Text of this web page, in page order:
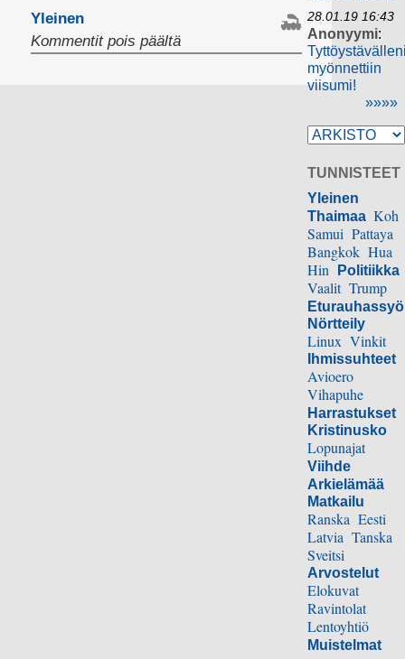
Yleinen
Kommentit pois päältäartikkelissa
28.01.19 16:43
Anonyymi:
myönnettiin
viisumi!
»»»»
TUNNISTEET
Yleinen
Thaimaa Koh
Samui Pattaya
Bangkok Hua
Hin
Politiikka
Vaalit Trump
Nörtteily
Linux Vinkit
Ihmissuhteet
Avioero
Vihapuhe
Harrastukset
Kristinusko
Lopunajat
Viihde
Arkielämää
Matkailu
Ranska Eesti
Latvia Tanska
Sveitsi
Arvostelut
Elokuvat
Ravintolat
Lentoyhtiö
Muistelmat